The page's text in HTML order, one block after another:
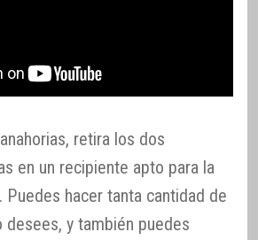
retira los dos
en un recipiente apto para la
. Puedes hacer tanta cantidad de
desees, y también puedes